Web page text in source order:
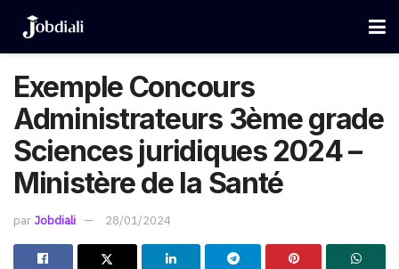
Exemple Concours
Administrateurs 3ème grade
Sciences juridiques 2024 –
Ministère de la Santé
par Jobdiali 28/01/2024